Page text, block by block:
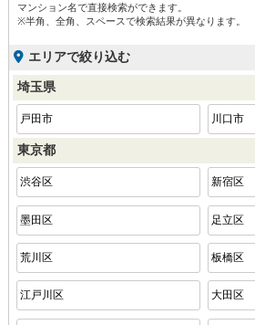
マンション名で直接検索ができます。
※半角、全角、スペースで検索結果が異なります。
エリアで絞り込む
埼玉県
戸田市 川口市
東京都
渋谷区 新宿区
墨田区 足立区
荒川区 板橋区
江戸川区 大田区